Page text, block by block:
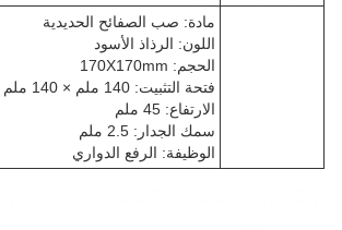
مادة: صب الصفائح الحديدية
اللون: الرذاذ الأسود
الحجم: 170X170mm
فتحة التثبيت: 140 ملم × 140 ملم
الارتفاع: 45 ملم
سمك الجدار: 2.5 ملم
الوظيفة: الرفع الدواري